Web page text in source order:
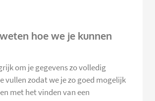
hoe we je kunnen
om je gegevens zo volledig
vullen zodat we je zo goed mogelijk
met het vinden van een